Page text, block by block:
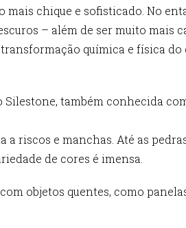
chique e sofisticado. No
– além de ser muito mais
química e física
também conhecida
riscos e manchas. Até as
de cores é imensa.
objetos quentes, como